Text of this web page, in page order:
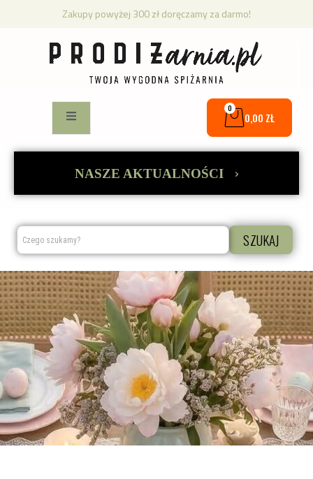
Zakupy powyżej 300 zł doręczamy za darmo!
0,00 ZŁ
0
NASZE AKTUALNOŚCI ›
SZUKAJ